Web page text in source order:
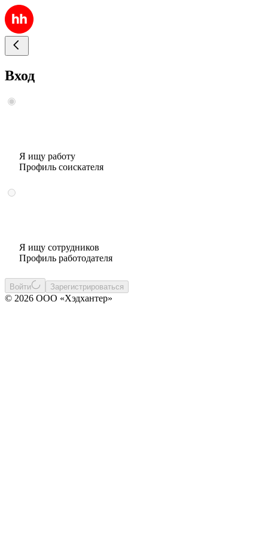
Вход
Я ищу работу
Профиль соискателя
Я ищу сотрудников
Профиль работодателя
Войти Зарегистрироваться
© 2026 ООО «Хэдхантер»